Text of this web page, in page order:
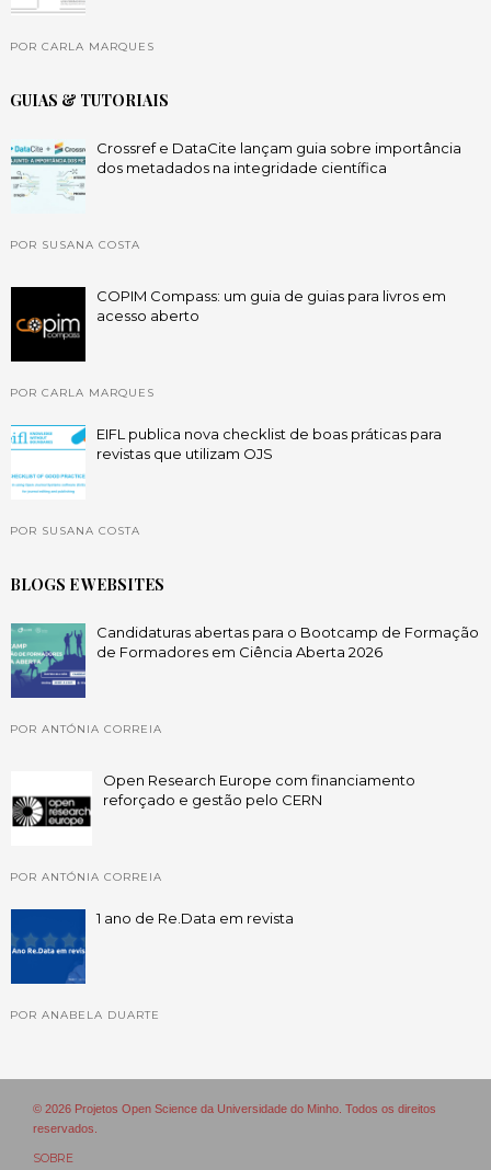
POR CARLA MARQUES
GUIAS & TUTORIAIS
Crossref e DataCite lançam guia sobre importância
dos metadados na integridade científica
POR SUSANA COSTA
COPIM Compass: um guia de guias para livros em
acesso aberto
POR CARLA MARQUES
EIFL publica nova checklist de boas práticas para
revistas que utilizam OJS
POR SUSANA COSTA
BLOGS E WEBSITES
Candidaturas abertas para o Bootcamp de Formação
de Formadores em Ciência Aberta 2026
POR ANTÓNIA CORREIA
Open Research Europe com financiamento
reforçado e gestão pelo CERN
POR ANTÓNIA CORREIA
1 ano de Re.Data em revista
POR ANABELA DUARTE
© 2026 Projetos Open Science da Universidade do Minho. Todos os direitos
reservados.
SOBRE